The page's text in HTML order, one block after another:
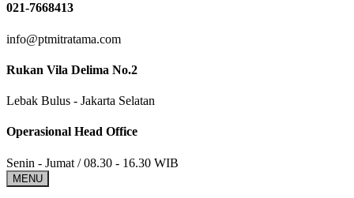
021-7668413
info@ptmitratama.com
Rukan Vila Delima No.2
Lebak Bulus - Jakarta Selatan
Operasional Head Office
Senin - Jumat / 08.30 - 16.30 WIB
MENU